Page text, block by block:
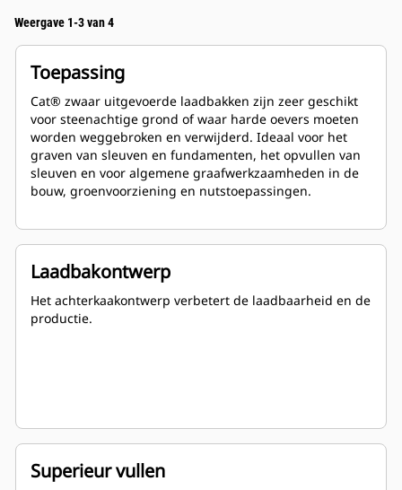
Weergave 1-3 van 4
Toepassing
Cat® zwaar uitgevoerde laadbakken zijn zeer geschikt
voor steenachtige grond of waar harde oevers moeten
worden weggebroken en verwijderd. Ideaal voor het
graven van sleuven en fundamenten, het opvullen van
sleuven en voor algemene graafwerkzaamheden in de
bouw, groenvoorziening en nutstoepassingen.
Laadbakontwerp
Het achterkaakontwerp verbetert de laadbaarheid en de
productie.
Superieur vullen